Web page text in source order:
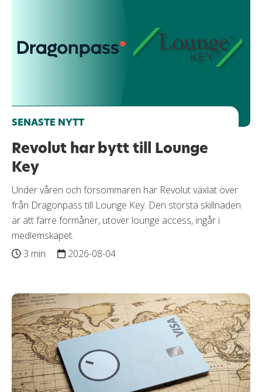
SENASTE NYTT
Revolut har bytt till Lounge
Key
Under våren och försommaren har Revolut växlat över
från Dragonpass till Lounge Key. Den största skillnaden
är att färre förmåner, utöver lounge access, ingår i
medlemskapet.
3 min
2026-08-04